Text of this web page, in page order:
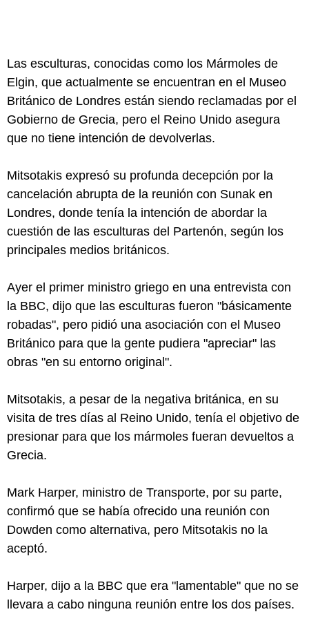
Las esculturas, conocidas como los Mármoles de
Elgin, que actualmente se encuentran en el Museo
Británico de Londres están siendo reclamadas por el
Gobierno de Grecia, pero el Reino Unido asegura
que no tiene intención de devolverlas.
Mitsotakis expresó su profunda decepción por la
cancelación abrupta de la reunión con Sunak en
Londres, donde tenía la intención de abordar la
cuestión de las esculturas del Partenón, según los
principales medios británicos.
Ayer el primer ministro griego en una entrevista con
la BBC, dijo que las esculturas fueron "básicamente
robadas", pero pidió una asociación con el Museo
Británico para que la gente pudiera "apreciar" las
obras "en su entorno original".
Mitsotakis, a pesar de la negativa británica, en su
visita de tres días al Reino Unido, tenía el objetivo de
presionar para que los mármoles fueran devueltos a
Grecia.
Mark Harper, ministro de Transporte, por su parte,
confirmó que se había ofrecido una reunión con
Dowden como alternativa, pero Mitsotakis no la
aceptó.
Harper, dijo a la BBC que era "lamentable" que no se
llevara a cabo ninguna reunión entre los dos países.